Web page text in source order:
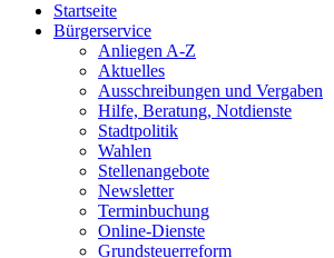
Startseite
Bürgerservice
Anliegen A-Z
Aktuelles
Ausschreibungen und Vergaben
Hilfe, Beratung, Notdienste
Stadtpolitik
Wahlen
Stellenangebote
Newsletter
Terminbuchung
Online-Dienste
Grundsteuerreform